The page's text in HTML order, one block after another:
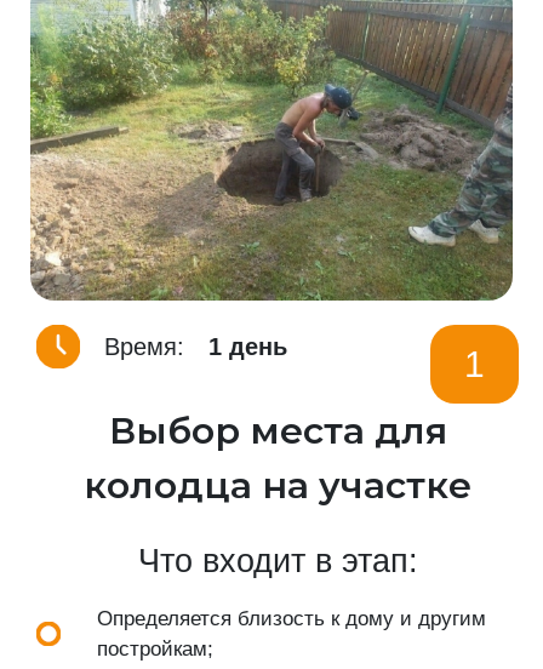
Время: 1 день 1
Выбор места для
колодца на участке
Что входит в этап:
Определяется близость к дому и другим
постройкам;